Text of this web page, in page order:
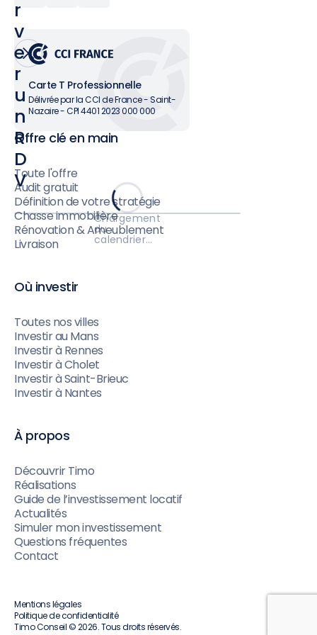
r
v
e
r
u
n
R
D
V
Chargement
du
calendrier…
Carte T Professionnelle
Délivrée par la CCI de France - Saint-
Nazaire - CPI 4401 2023 000 000
Offre clé en main
Toute l'offre
Audit gratuit
Définition de votre stratégie
Chasse immobilière
Rénovation & Ameublement
Livraison
Où investir
Toutes nos villes
Investir au Mans
Investir à Rennes
Investir à Cholet
Investir à Saint-Brieuc
Investir à Nantes
À propos
Découvrir Timo
Réalisations
Guide de l’investissement locatif
Actualités
Simuler mon investissement
Questions fréquentes
Contact
Timo Conseil © 2026. Tous droits réservés.
Mentions légales
Politique de confidentialité